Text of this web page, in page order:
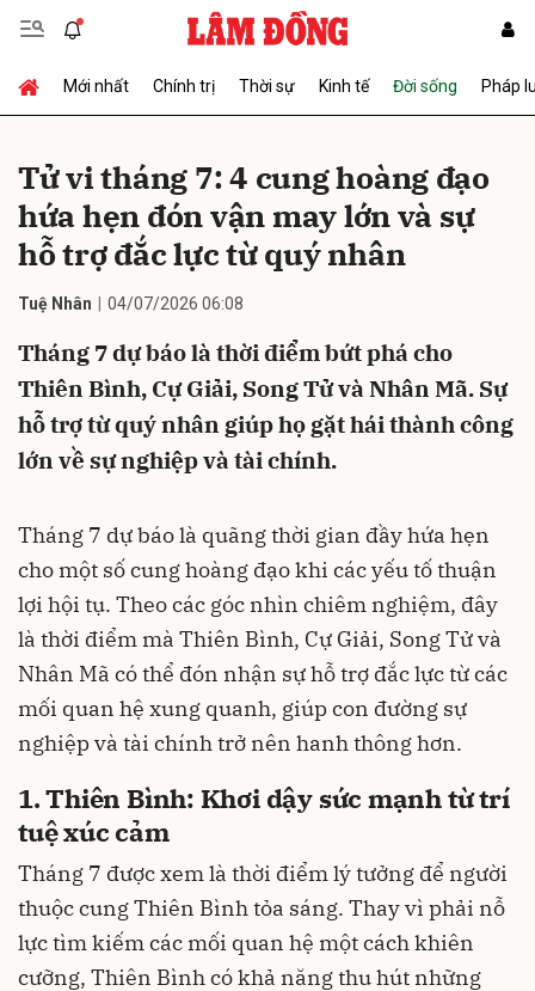
Mới nhất Chính trị Thời sự Kinh tế Đời sống Pháp
Tử vi tháng 7: 4 cung hoàng đạo
hứa hẹn đón vận may lớn và sự
hỗ trợ đắc lực từ quý nhân
Tuệ Nhân 04/07/2026 06:08
Tháng 7 dự báo là thời điểm bứt phá cho
Thiên Bình, Cự Giải, Song Tử và Nhân Mã. Sự
hỗ trợ từ quý nhân giúp họ gặt hái thành công
lớn về sự nghiệp và tài chính.
Tháng 7 dự báo là quãng thời gian đầy hứa hẹn
cho một số cung hoàng đạo khi các yếu tố thuận
lợi hội tụ. Theo các góc nhìn chiêm nghiệm, đây
là thời điểm mà Thiên Bình, Cự Giải, Song Tử và
Nhân Mã có thể đón nhận sự hỗ trợ đắc lực từ các
mối quan hệ xung quanh, giúp con đường sự
nghiệp và tài chính trở nên hanh thông hơn.
1. Thiên Bình: Khơi dậy sức mạnh từ trí
tuệ xúc cảm
Tháng 7 được xem là thời điểm lý tưởng để người
thuộc cung Thiên Bình tỏa sáng. Thay vì phải nỗ
lực tìm kiếm các mối quan hệ một cách khiên
cưỡng, Thiên Bình có khả năng thu hút những
Gửi bình luận
Hủy